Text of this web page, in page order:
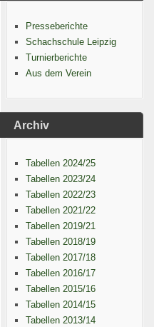
Presseberichte
Schachschule Leipzig
Turnierberichte
Aus dem Verein
Archiv
Tabellen 2024/25
Tabellen 2023/24
Tabellen 2022/23
Tabellen 2021/22
Tabellen 2019/21
Tabellen 2018/19
Tabellen 2017/18
Tabellen 2016/17
Tabellen 2015/16
Tabellen 2014/15
Tabellen 2013/14